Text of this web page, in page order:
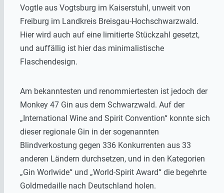
Vogtle aus Vogtsburg im Kaiserstuhl, unweit von
Freiburg im Landkreis Breisgau-Hochschwarzwald.
Hier wird auch auf eine limitierte Stückzahl gesetzt,
und auffällig ist hier das minimalistische
Flaschendesign.
Am bekanntesten und renommiertesten ist jedoch der
Monkey 47 Gin aus dem Schwarzwald. Auf der
„International Wine and Spirit Convention“ konnte sich
dieser regionale Gin in der sogenannten
Blindverkostung gegen 336 Konkurrenten aus 33
anderen Ländern durchsetzen, und in den Kategorien
„Gin Worlwide“ und „World-Spirit Award“ die begehrte
Goldmedaille nach Deutschland holen.